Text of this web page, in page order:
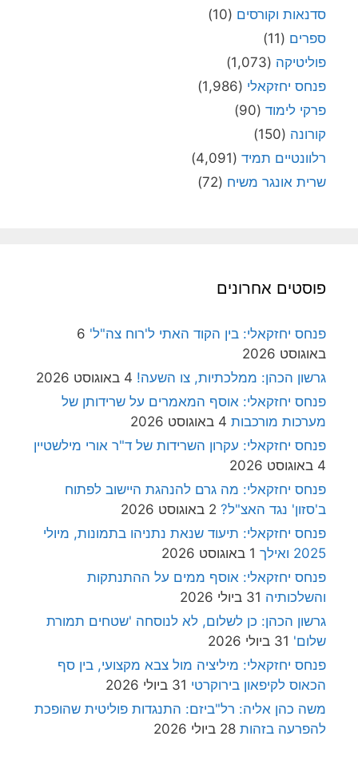
סדנאות וקורסים (10)
ספרים (11)
פוליטיקה (1,073)
פנחס יחזקאלי (1,986)
פרקי לימוד (90)
קורונה (150)
רלוונטיים תמיד (4,091)
שרית אונגר משיח (72)
פוסטים אחרונים
פנחס יחזקאלי: בין הקוד האתי ל'רוח צה"ל' 6
באוגוסט 2026
גרשון הכהן: ממלכתיות, צו השעה! 4 באוגוסט 2026
פנחס יחזקאלי: אוסף המאמרים על שרידותן של
מערכות מורכבות 4 באוגוסט 2026
פנחס יחזקאלי: עקרון השרידות של ד"ר אורי מילשטיין
4 באוגוסט 2026
פנחס יחזקאלי: מה גרם להנהגת היישוב לפתוח
ב'סזון' נגד האצ"ל? 2 באוגוסט 2026
פנחס יחזקאלי: תיעוד שנאת נתניהו בתמונות, מיולי
2025 ואילך
1 באוגוסט 2026
פנחס יחזקאלי: אוסף ממים על ההתנתקות
והשלכותיה 31 ביולי 2026
גרשון הכהן: כן לשלום, לא לנוסחה 'שטחים תמורת
שלום' 31 ביולי 2026
פנחס יחזקאלי: מיליציה מול צבא מקצועי, בין סף
הכאוס לקיפאון בירוקרטי 31 ביולי 2026
משה כהן אליה: רל"ביזם: התנגדות פוליטית שהופכת
להפרעה בזהות 28 ביולי 2026